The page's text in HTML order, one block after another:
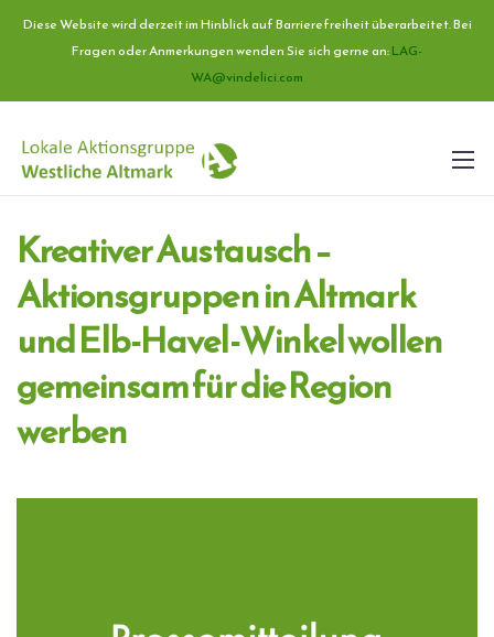
Diese Website wird derzeit im Hinblick auf Barrierefreiheit überarbeitet. Bei
Fragen oder Anmerkungen wenden Sie sich gerne an:LAG-
WA@vindelici.com
Kreativer Austausch –
Aktionsgruppen in Altmark
und Elb-Havel-Winkel wollen
gemeinsam für die Region
werben